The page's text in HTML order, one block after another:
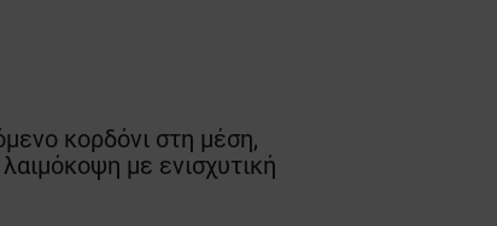
κορδόνι στη μέση,
με ενισχυτική